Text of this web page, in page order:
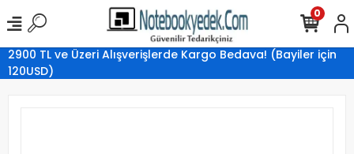
2900 TL ve Üzeri Alışverişlerde Kargo Bedava! (Bayiler için
120USD)
0